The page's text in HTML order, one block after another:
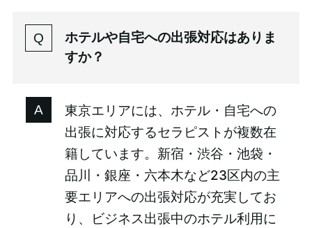
ホテルや自宅への出張対応はありま
すか？
東京エリアには、ホテル・自宅への
出張に対応するセラピストが複数在
籍しています。新宿・渋谷・池袋・
品川・銀座・六本木など23区内の主
要エリアへの出張対応が充実してお
り、ビジネス出張中のホテル利用に